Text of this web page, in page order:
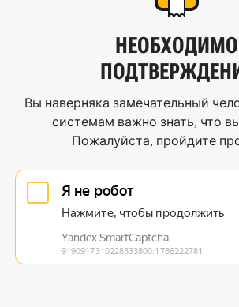
НЕОБХОДИМО
Вы наверняка замечательный
системам важно знать, что
Пожалуйста, пройдите